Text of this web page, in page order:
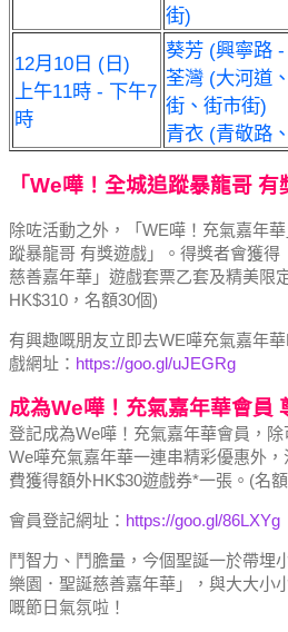
街)
12月10日 (日)
上午11時 - 下午7
時
葵芳 (興寧路
荃灣 (大河道
街、街市街)
青衣 (青敬路
「We嘩！全城追蹤暴龍哥 有
除咗活動之外，「WE嘩！充氣嘉年
蹤暴龍哥 有獎遊戲」。得獎者會獲
慈善嘉年華」遊戲套票乙套及精美限
HK$310，名額30個)
有興趣嘅朋友立即去WE嘩充氣嘉年
戲網址： https://goo.gl/uJEGRg
成為We嘩！充氣嘉年華會員
登記成為We嘩！充氣嘉年華會員，
We嘩充氣嘉年華一連串精彩優惠外
費獲得額外HK$30遊戲券*一張。(名
會員登記網址： https://goo.gl/86LXYg
鬥智力、鬥膽量，今個聖誕一於帶埋
樂園．聖誕慈善嘉年華」，與大大小
嘅節日氣氛啦！